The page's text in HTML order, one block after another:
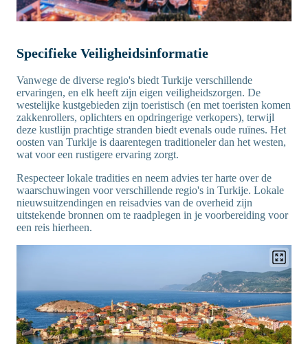
Specifieke Veiligheidsinformatie
Vanwege de diverse regio's biedt Turkije verschillende
ervaringen, en elk heeft zijn eigen veiligheidszorgen. De
westelijke kustgebieden zijn toeristisch (en met toeristen komen
zakkenrollers, oplichters en opdringerige verkopers), terwijl
deze kustlijn prachtige stranden biedt evenals oude ruïnes. Het
oosten van Turkije is daarentegen traditioneler dan het westen,
wat voor een rustigere ervaring zorgt.
Respecteer lokale tradities en neem advies ter harte over de
waarschuwingen voor verschillende regio's in Turkije. Lokale
nieuwsuitzendingen en reisadvies van de overheid zijn
uitstekende bronnen om te raadplegen in je voorbereiding voor
een reis hierheen.